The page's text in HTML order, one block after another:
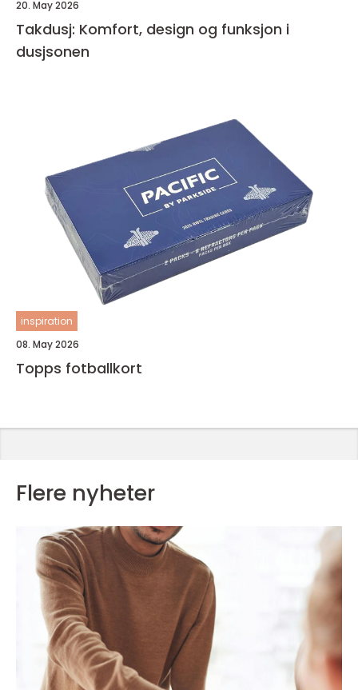
20. May 2026
Takdusj: Komfort, design og funksjon i
dusjsonen
inspiration
08. May 2026
Topps fotballkort
Flere nyheter